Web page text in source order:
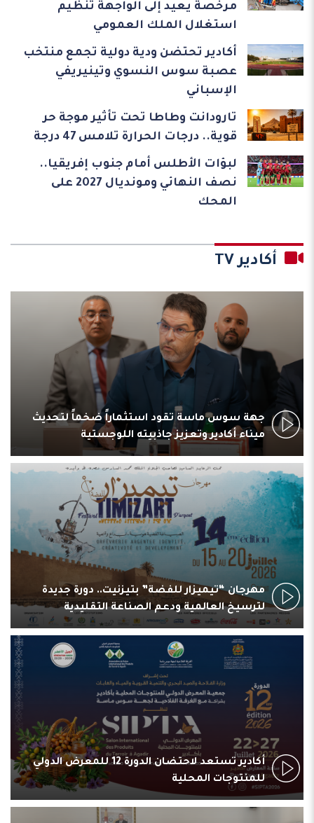
مرخصة يعيد إلى الواجهة تنظيم
استغلال الملك العمومي
أكادير تحتضن ودية دولية تجمع منتخب
عصبة سوس النسوي وتينيريفي
الإسباني
تارودانت وطاطا تحت تأثير موجة حر
قوية.. درجات الحرارة تلامس 47 درجة
لبؤات الأطلس أمام جنوب إفريقيا..
نصف النهائي ومونديال 2027 على
المحك
أكادير TV
جهة سوس ماسة تقود استثماراً ضخماً لتحديث
ميناء أكادير وتعزيز جاذبيته اللوجستية
مهرجان “تيميزار للفضة” بتيزنيت.. دورة جديدة
لترسيخ العالمية ودعم الصناعة التقليدية
أكادير تستعد لاحتضان الدورة 12 للمعرض الدولي
للمنتوجات المحلية